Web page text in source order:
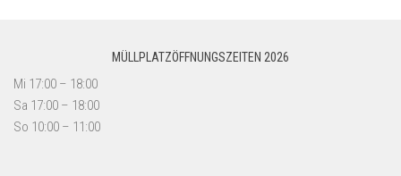
MÜLLPLATZÖFFNUNGSZEITEN 2026
Mi 17:00 – 18:00
Sa 17:00 – 18:00
So 10:00 – 11:00